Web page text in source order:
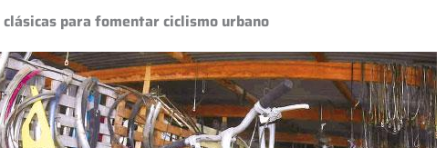
para fomentar ciclismo urbano